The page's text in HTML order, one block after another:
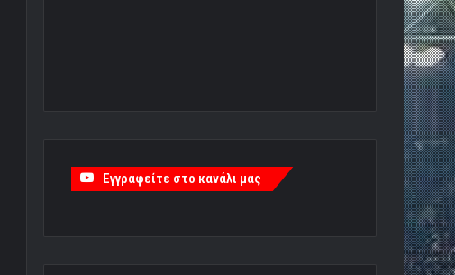
Εγγραφείτε στο κανάλι μας